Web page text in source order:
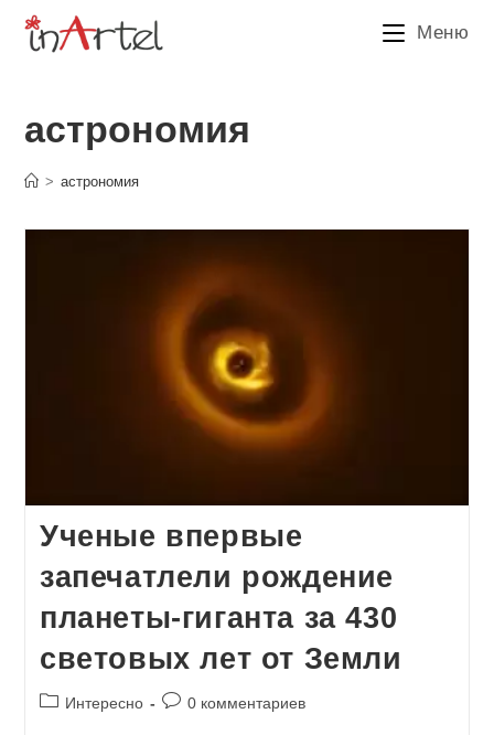
Перейти
Меню
астрономия
> астрономия
Ученые впервые
запечатлели рождение
планеты-гиганта за 430
световых лет от Земли
Рубрика
Интересно
Комментарии
0 комментариев